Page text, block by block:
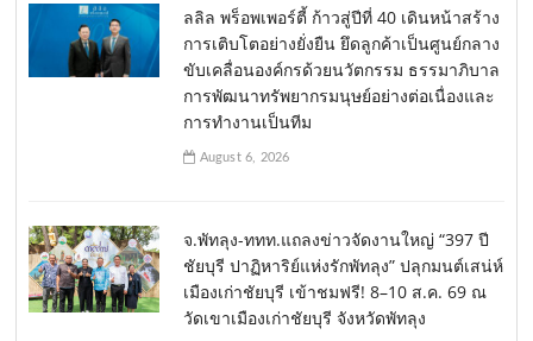
ลลิล พร็อพเพอร์ตี้ ก้าวสู่ปีที่ 40 เดินหน้าสร้าง
การเติบโตอย่างยั่งยืน ยึดลูกค้าเป็นศูนย์กลาง
ขับเคลื่อนองค์กรด้วยนวัตกรรม ธรรมาภิบาล
การพัฒนาทรัพยากรมนุษย์อย่างต่อเนื่องและ
การทำงานเป็นทีม
August 6, 2026
จ.พัทลุง-ททท.แถลงข่าวจัดงานใหญ่ “397 ปี
ชัยบุรี ปาฏิหาริย์แห่งรักพัทลุง” ปลุกมนต์เสน่ห์
เมืองเก่าชัยบุรี เข้าชมฟรี! 8–10 ส.ค. 69 ณ
วัดเขาเมืองเก่าชัยบุรี จังหวัดพัทลุง